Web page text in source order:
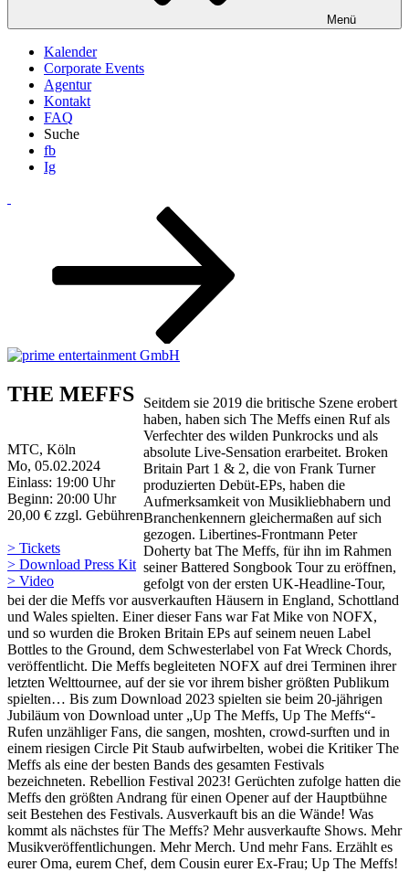
Menü
Kalender
Corporate Events
Agentur
Kontakt
FAQ
Suche
fb
Ig
THE MEFFS
MTC, Köln
Mo, 05.02.2024
Einlass: 19:00 Uhr
Beginn: 20:00 Uhr
20,00 € zzgl. Gebühren
> Tickets
> Download Press Kit
> Video
Seitdem sie 2019 die britische Szene erobert
haben, haben sich The Meffs einen Ruf als
Verfechter des wilden Punkrocks und als
absolute Live-Sensation erarbeitet. Broken
Britain Part 1 & 2, die von Frank Turner
produzierten Debüt-EPs, haben die
Aufmerksamkeit von Musikliebhabern und
Branchenkennern gleichermaßen auf sich
gezogen. Libertines-Frontmann Peter
Doherty bat The Meffs, für ihn im Rahmen
seiner Battered Songbook Tour zu eröffnen,
gefolgt von der ersten UK-Headline-Tour,
bei der die Meffs vor ausverkauften Häusern in England, Schottland
und Wales spielten. Einer dieser Fans war Fat Mike von NOFX,
und so wurden die Broken Britain EPs auf seinem neuen Label
Bottles to the Ground, dem Schwesterlabel von Fat Wreck Chords,
veröffentlicht. Die Meffs begleiteten NOFX auf drei Terminen ihrer
letzten Welttournee, auf der sie vor ihrem bisher größten Publikum
spielten… Bis zum Download 2023 spielten sie beim 20-jährigen
Jubiläum von Download unter „Up The Meffs, Up The Meffs“-
Rufen unzähliger Fans, die sangen, moshten, crowd-surften und in
einem riesigen Circle Pit Staub aufwirbelten, wobei die Kritiker The
Meffs als eine der besten Bands des gesamten Festivals
bezeichneten. Rebellion Festival 2023! Gerüchten zufolge hatten die
Meffs den größten Andrang für einen Opener auf der Hauptbühne
seit Bestehen des Festivals. Ausverkauft bis an die Wände! Was
kommt als nächstes für The Meffs? Mehr ausverkaufte Shows. Mehr
Musikveröffentlichungen. Mehr Merch. Und mehr Fans. Erzählt es
eurer Oma, eurem Chef, dem Cousin eurer Ex-Frau; Up The Meffs!